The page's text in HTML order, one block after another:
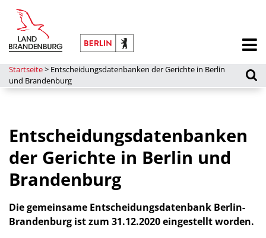
Startseite> Entscheidungsdatenbanken der Gerichte in Berlin
und Brandenburg
Entscheidungsdatenbanken
der Gerichte in Berlin und
Brandenburg
Die gemeinsame Entscheidungsdatenbank Berlin-
Brandenburg ist zum 31.12.2020 eingestellt worden.